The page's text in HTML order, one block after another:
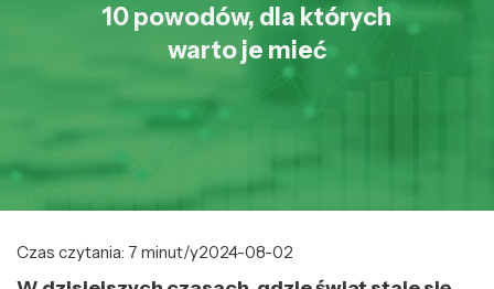
10 powodów, dla których
warto je mieć
Czas czytania: 7 minut/y2024-08-02